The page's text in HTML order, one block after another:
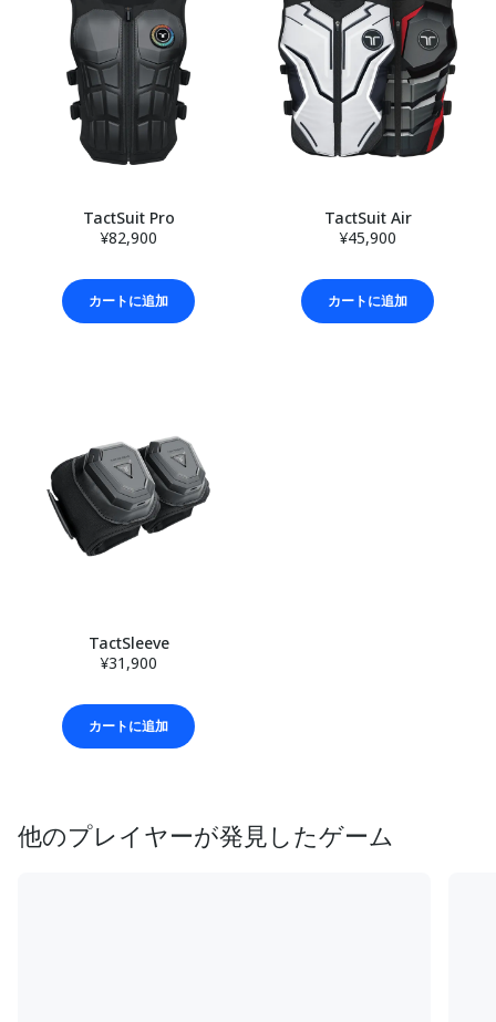
TactSuit Pro
¥82,900
カートに追加
TactSuit Air
¥45,900
カートに追加
TactSleeve
¥31,900
カートに追加
他のプレイヤーが発見したゲーム